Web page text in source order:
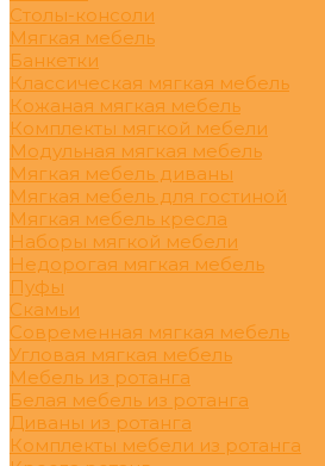
Столы-консоли
Мягкая мебель
Банкетки
Классическая мягкая мебель
Кожаная мягкая мебель
Комплекты мягкой мебели
Модульная мягкая мебель
Мягкая мебель диваны
Мягкая мебель для гостиной
Мягкая мебель кресла
Наборы мягкой мебели
Недорогая мягкая мебель
Пуфы
Скамьи
Современная мягкая мебель
Угловая мягкая мебель
Мебель из ротанга
Белая мебель из ротанга
Диваны из ротанга
Комплекты мебели из ротанга